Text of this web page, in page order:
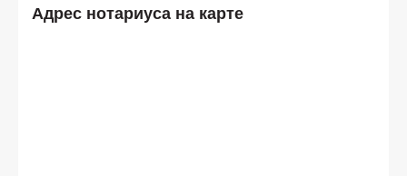
Адрес нотариуса на карте